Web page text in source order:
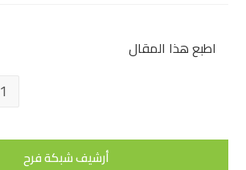
اطبع هذا المقال
1
أرشيف شبكة فرح